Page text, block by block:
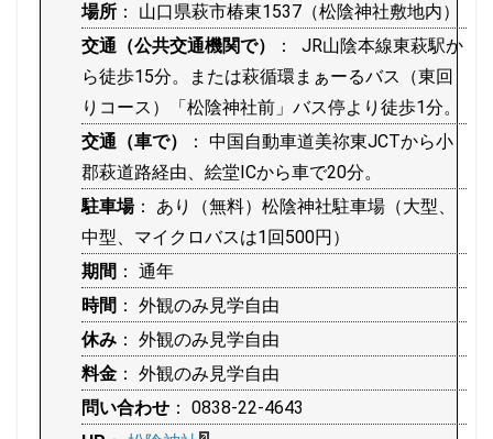
場所 ： 山口県萩市椿東1537（松陰神社敷地内）
交通（公共交通機関で）
： JR山陰本線東萩駅か
ら徒歩15分。または萩循環まぁーるバス（東回
りコース）「松陰神社前」バス停より徒歩1分。
交通（車で）
： 中国自動車道美祢東JCTから小
郡萩道路経由、絵堂ICから車で20分。
駐車場： あり（無料）松陰神社駐車場（大型、
中型、マイクロバスは1回500円）
期間 ： 通年
時間 ： 外観のみ見学自由
休み ： 外観のみ見学自由
料金 ： 外観のみ見学自由
問い合わせ ： 0838-22-4643